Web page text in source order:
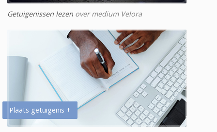
Getuigenissen lezen over medium Velora
Plaats getuigenis +